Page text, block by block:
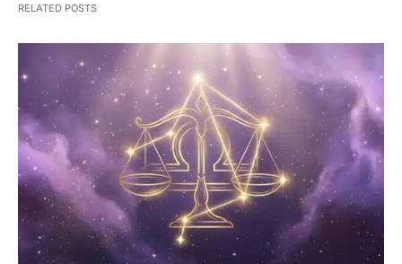
RELATED POSTS